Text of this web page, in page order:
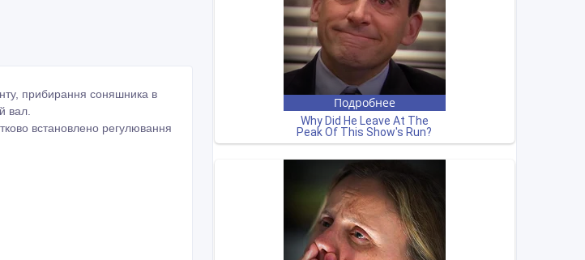
прибирання соняшника в
вал.
встановлено регулювання